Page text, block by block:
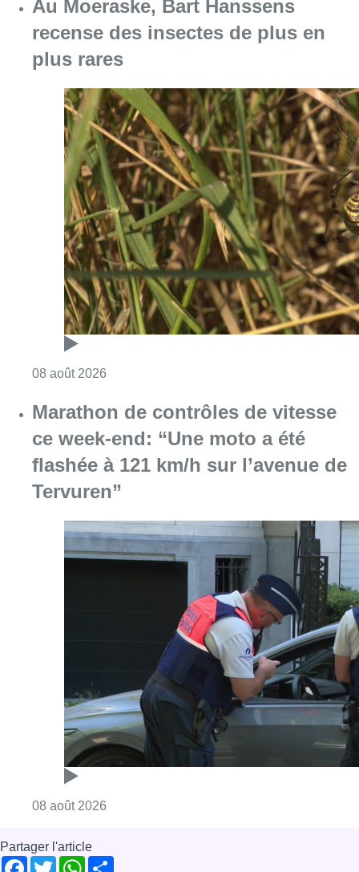
Au Moeraske, Bart Hanssens
recense des insectes de plus en
plus rares
08 août 2026
Marathon de contrôles de vitesse
ce week-end: “Une moto a été
flashée à 121 km/h sur l’avenue de
Tervuren”
08 août 2026
Partager l'article
Facebook
TwitterWhatsApp